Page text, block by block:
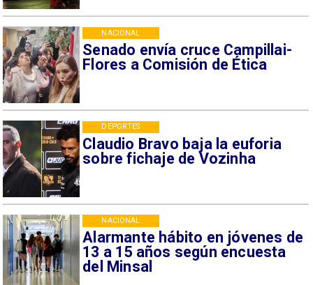
Senado envía cruce Campillai-
Flores a Comisión de Ética
NACIONAL
Claudio Bravo baja la euforia
sobre fichaje de Vozinha
DEPORTES
Alarmante hábito en jóvenes de
13 a 15 años según encuesta
del Minsal
NACIONAL